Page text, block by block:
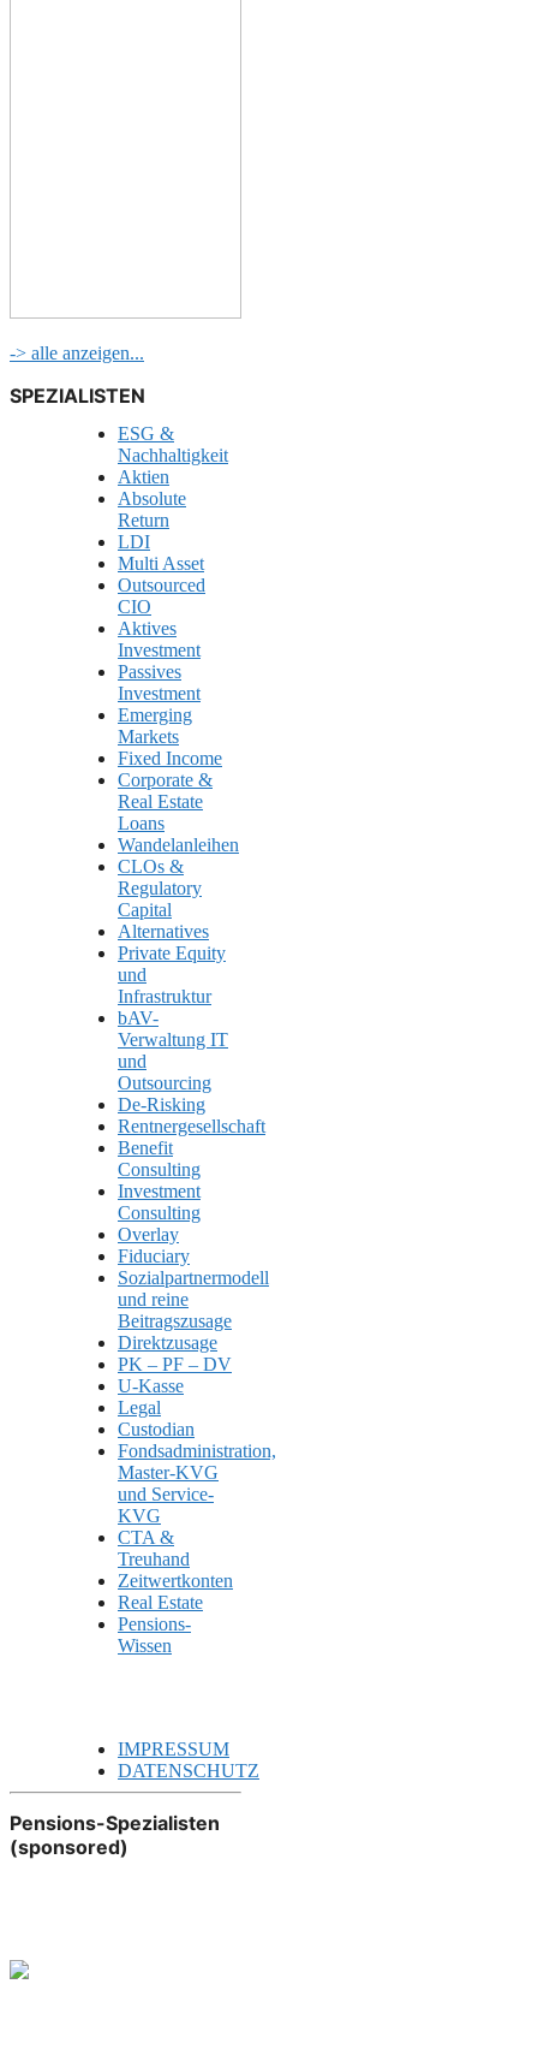
-> alle anzeigen...
SPEZIALISTEN
ESG &
Nachhaltigkeit
Aktien
Absolute
Return
LDI
Multi Asset
Outsourced
CIO
Aktives
Investment
Passives
Investment
Emerging
Markets
Fixed Income
Corporate &
Real Estate
Loans
Wandelanleihen
CLOs &
Regulatory
Capital
Alternatives
Private Equity
und
Infrastruktur
bAV-
Verwaltung IT
und
Outsourcing
De-Risking
Rentnergesellschaft
Benefit
Consulting
Investment
Consulting
Overlay
Fiduciary
Sozialpartnermodell
und reine
Beitragszusage
Direktzusage
PK – PF – DV
U-Kasse
Legal
Custodian
Fondsadministration,
Master-KVG
und Service-
KVG
CTA &
Treuhand
Zeitwertkonten
Real Estate
Pensions-
Wissen
IMPRESSUM
DATENSCHUTZ
Pensions-Spezialisten
(sponsored)